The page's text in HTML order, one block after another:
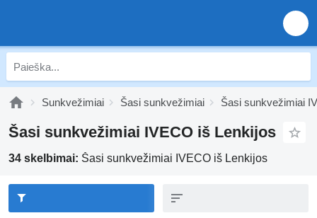
Sunkvežimiai Šasi sunkvežimiai Šasi sunkvežimiai
Šasi sunkvežimiai IVECO iš Lenkijos
34 skelbimai: Šasi sunkvežimiai IVECO iš Lenkijos